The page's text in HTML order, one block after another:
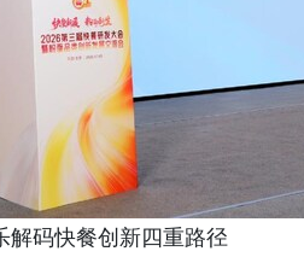
解码快餐创新四重路径